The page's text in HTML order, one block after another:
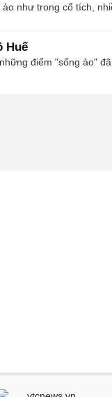
như trong cổ tích,
Huế
điểm "sống ảo"